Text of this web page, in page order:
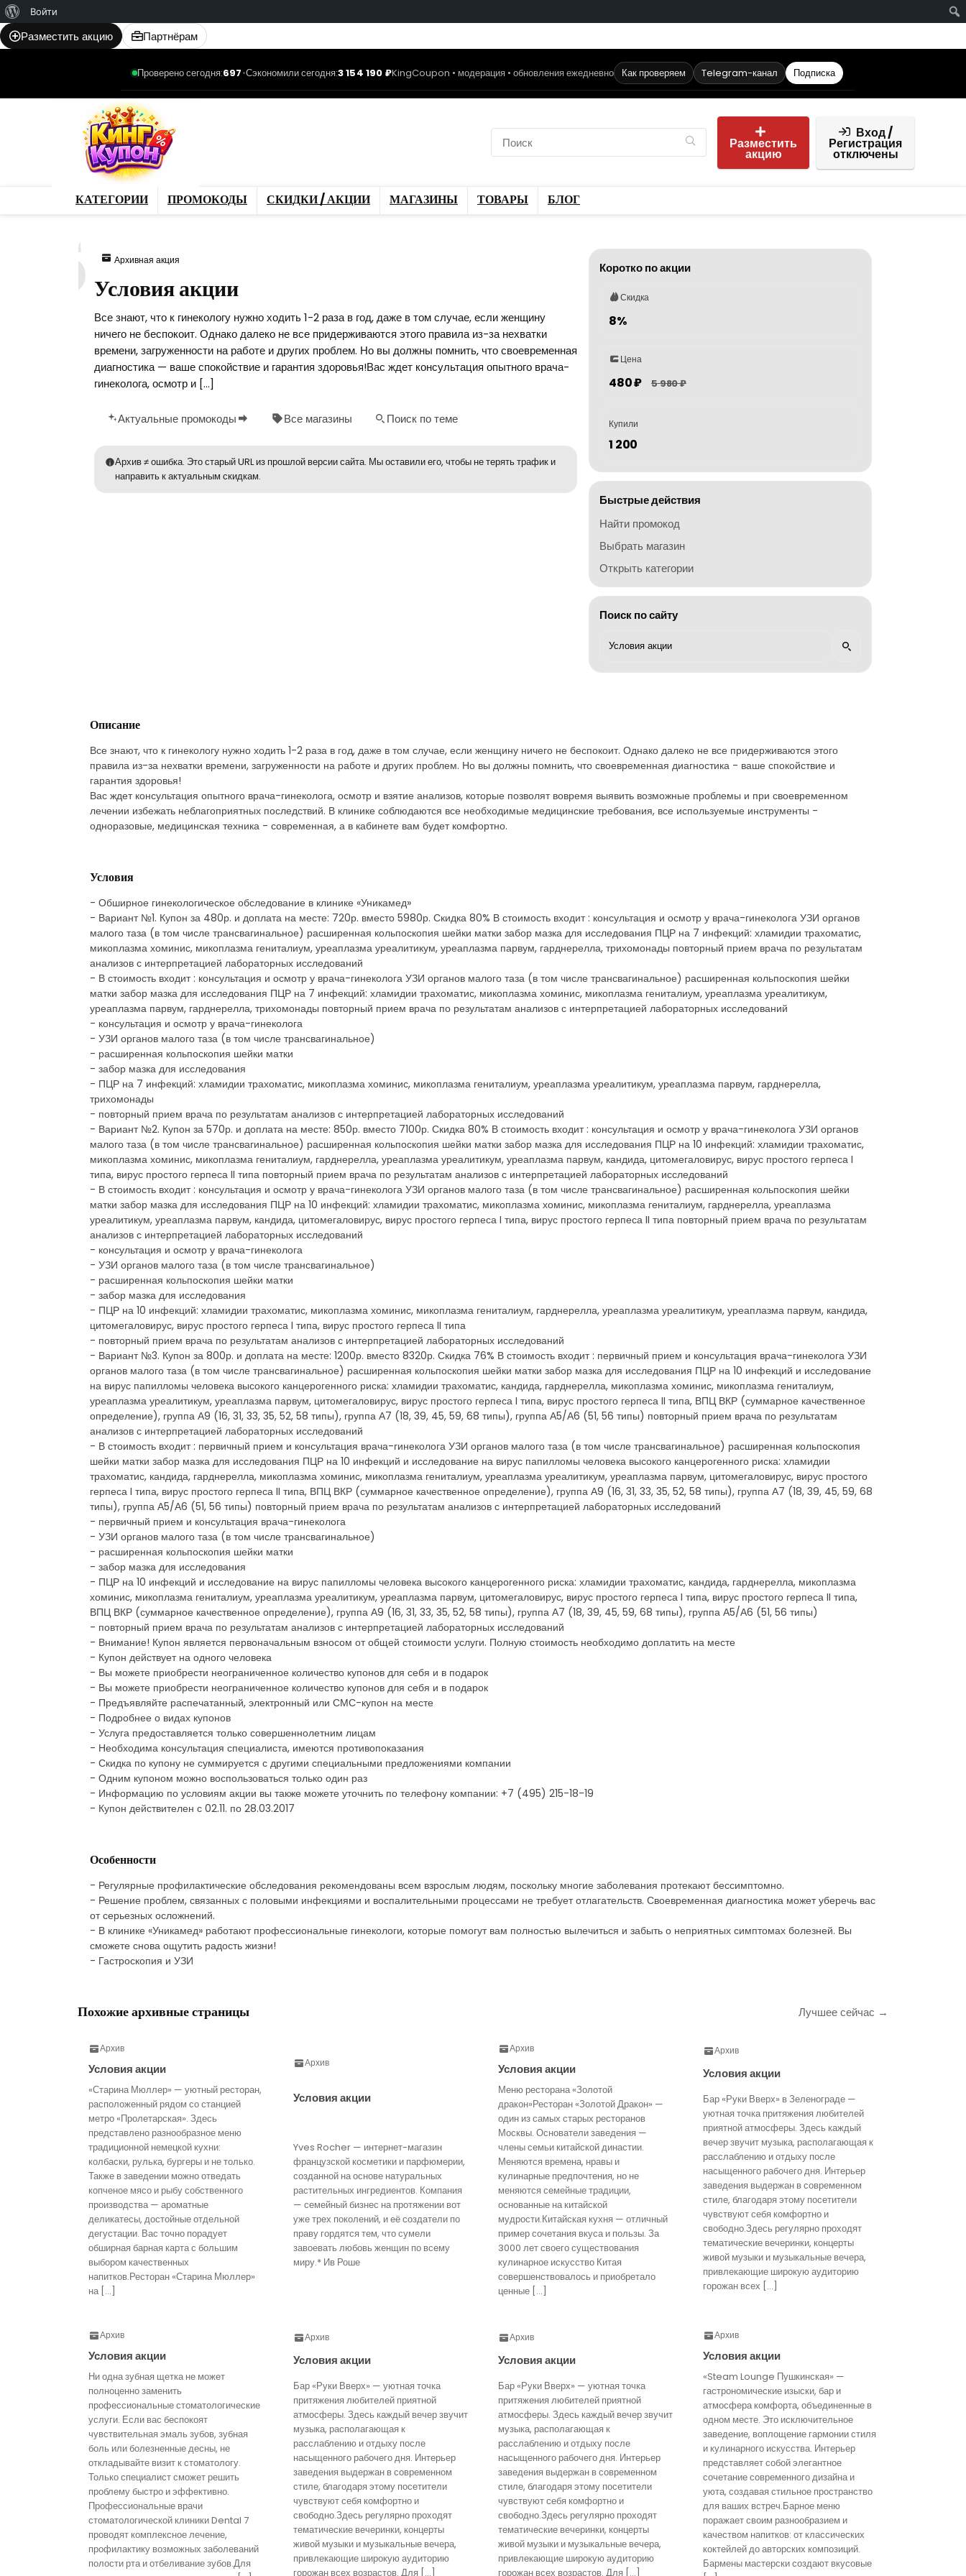
WordPress
Войти
Разместить акцию Партнёрам
Проверено сегодня:697•Сэкономили сегодня:3 154 190 ₽KingCoupon • модерация • обновления ежедневно Как проверяем Telegram-канал Подписка
Разместить
акцию
Вход /
Регистрация
отключены
КАТЕГОРИИ ПРОМОКОДЫ СКИДКИ / АКЦИИ МАГАЗИНЫ ТОВАРЫ БЛОГ
Архивная акция
Условия акции
Все знают, что к гинекологу нужно ходить 1-2 раза в год, даже в том случае, если женщину
ничего не беспокоит. Однако далеко не все придерживаются этого правила из-за нехватки
времени, загруженности на работе и других проблем. Но вы должны помнить, что своевременная
диагностика — ваше спокойствие и гарантия здоровья!Вас ждет консультация опытного врача-
гинеколога, осмотр и […]
Актуальные промокоды Все магазины Поиск по теме
Архив ≠ ошибка. Это старый URL из прошлой версии сайта. Мы оставили его, чтобы не терять трафик и
направить к актуальным скидкам.
Коротко по акции
Скидка
8%
Цена
480 ₽ 5 980 ₽
Купили
1 200
Быстрые действия
Найти промокод
Выбрать магазин
Открыть категории
Поиск по сайту
Описание
Все знают, что к гинекологу нужно ходить 1-2 раза в год, даже в том случае, если женщину ничего не беспокоит. Однако далеко не все придерживаются этого
правила из-за нехватки времени, загруженности на работе и других проблем. Но вы должны помнить, что своевременная диагностика - ваше спокойствие и
гарантия здоровья!
Вас ждет консультация опытного врача-гинеколога, осмотр и взятие анализов, которые позволят вовремя выявить возможные проблемы и при своевременном
лечении избежать неблагоприятных последствий. В клинике соблюдаются все необходимые медицинские требования, все используемые инструменты -
одноразовые, медицинская техника - современная, а в кабинете вам будет комфортно.
Условия
- Обширное гинекологическое обследование в клинике «Уникамед»
- Вариант №1. Купон за 480р. и доплата на месте: 720р. вместо 5980р. Скидка 80% В стоимость входит : консультация и осмотр у врача-гинеколога УЗИ органов
малого таза (в том числе трансвагинальное) расширенная кольпоскопия шейки матки забор мазка для исследования ПЦР на 7 инфекций: хламидии трахоматис,
микоплазма хоминис, микоплазма гениталиум, уреаплазма уреалитикум, уреаплазма парвум, гарднерелла, трихомонады повторный прием врача по результатам
анализов с интерпретацией лабораторных исследований
- В стоимость входит : консультация и осмотр у врача-гинеколога УЗИ органов малого таза (в том числе трансвагинальное) расширенная кольпоскопия шейки
матки забор мазка для исследования ПЦР на 7 инфекций: хламидии трахоматис, микоплазма хоминис, микоплазма гениталиум, уреаплазма уреалитикум,
уреаплазма парвум, гарднерелла, трихомонады повторный прием врача по результатам анализов с интерпретацией лабораторных исследований
- консультация и осмотр у врача-гинеколога
- УЗИ органов малого таза (в том числе трансвагинальное)
- расширенная кольпоскопия шейки матки
- забор мазка для исследования
- ПЦР на 7 инфекций: хламидии трахоматис, микоплазма хоминис, микоплазма гениталиум, уреаплазма уреалитикум, уреаплазма парвум, гарднерелла,
трихомонады
- повторный прием врача по результатам анализов с интерпретацией лабораторных исследований
- Вариант №2. Купон за 570р. и доплата на месте: 850р. вместо 7100р. Скидка 80% В стоимость входит : консультация и осмотр у врача-гинеколога УЗИ органов
малого таза (в том числе трансвагинальное) расширенная кольпоскопия шейки матки забор мазка для исследования ПЦР на 10 инфекций: хламидии трахоматис,
микоплазма хоминис, микоплазма гениталиум, гарднерелла, уреаплазма уреалитикум, уреаплазма парвум, кандида, цитомегаловирус, вирус простого герпеса I
типа, вирус простого герпеса II типа повторный прием врача по результатам анализов с интерпретацией лабораторных исследований
- В стоимость входит : консультация и осмотр у врача-гинеколога УЗИ органов малого таза (в том числе трансвагинальное) расширенная кольпоскопия шейки
матки забор мазка для исследования ПЦР на 10 инфекций: хламидии трахоматис, микоплазма хоминис, микоплазма гениталиум, гарднерелла, уреаплазма
уреалитикум, уреаплазма парвум, кандида, цитомегаловирус, вирус простого герпеса I типа, вирус простого герпеса II типа повторный прием врача по результатам
анализов с интерпретацией лабораторных исследований
- консультация и осмотр у врача-гинеколога
- УЗИ органов малого таза (в том числе трансвагинальное)
- расширенная кольпоскопия шейки матки
- забор мазка для исследования
- ПЦР на 10 инфекций: хламидии трахоматис, микоплазма хоминис, микоплазма гениталиум, гарднерелла, уреаплазма уреалитикум, уреаплазма парвум, кандида,
цитомегаловирус, вирус простого герпеса I типа, вирус простого герпеса II типа
- повторный прием врача по результатам анализов с интерпретацией лабораторных исследований
- Вариант №3. Купон за 800р. и доплата на месте: 1200р. вместо 8320р. Скидка 76% В стоимость входит : первичный прием и консультация врача-гинеколога УЗИ
органов малого таза (в том числе трансвагинальное) расширенная кольпоскопия шейки матки забор мазка для исследования ПЦР на 10 инфекций и исследование
на вирус папилломы человека высокого канцерогенного риска: хламидии трахоматис, кандида, гарднерелла, микоплазма хоминис, микоплазма гениталиум,
уреаплазма уреалитикум, уреаплазма парвум, цитомегаловирус, вирус простого герпеса I типа, вирус простого герпеса II типа, ВПЦ ВКР (суммарное качественное
определение), группа А9 (16, 31, 33, 35, 52, 58 типы), группа А7 (18, 39, 45, 59, 68 типы), группа А5/А6 (51, 56 типы) повторный прием врача по результатам
анализов с интерпретацией лабораторных исследований
- В стоимость входит : первичный прием и консультация врача-гинеколога УЗИ органов малого таза (в том числе трансвагинальное) расширенная кольпоскопия
шейки матки забор мазка для исследования ПЦР на 10 инфекций и исследование на вирус папилломы человека высокого канцерогенного риска: хламидии
трахоматис, кандида, гарднерелла, микоплазма хоминис, микоплазма гениталиум, уреаплазма уреалитикум, уреаплазма парвум, цитомегаловирус, вирус простого
герпеса I типа, вирус простого герпеса II типа, ВПЦ ВКР (суммарное качественное определение), группа А9 (16, 31, 33, 35, 52, 58 типы), группа А7 (18, 39, 45, 59, 68
типы), группа А5/А6 (51, 56 типы) повторный прием врача по результатам анализов с интерпретацией лабораторных исследований
- первичный прием и консультация врача-гинеколога
- УЗИ органов малого таза (в том числе трансвагинальное)
- расширенная кольпоскопия шейки матки
- забор мазка для исследования
- ПЦР на 10 инфекций и исследование на вирус папилломы человека высокого канцерогенного риска: хламидии трахоматис, кандида, гарднерелла, микоплазма
хоминис, микоплазма гениталиум, уреаплазма уреалитикум, уреаплазма парвум, цитомегаловирус, вирус простого герпеса I типа, вирус простого герпеса II типа,
ВПЦ ВКР (суммарное качественное определение), группа А9 (16, 31, 33, 35, 52, 58 типы), группа А7 (18, 39, 45, 59, 68 типы), группа А5/А6 (51, 56 типы)
- повторный прием врача по результатам анализов с интерпретацией лабораторных исследований
- Внимание! Купон является первоначальным взносом от общей стоимости услуги. Полную стоимость необходимо доплатить на месте
- Купон действует на одного человека
- Вы можете приобрести неограниченное количество купонов для себя и в подарок
- Вы можете приобрести неограниченное количество купонов для себя и в подарок
- Предъявляйте распечатанный, электронный или СМС-купон на месте
- Подробнее о видах купонов
- Услуга предоставляется только совершеннолетним лицам
- Необходима консультация специалиста, имеются противопоказания
- Скидка по купону не суммируется с другими специальными предложениями компании
- Одним купоном можно воспользоваться только один раз
- Информацию по условиям акции вы также можете уточнить по телефону компании: +7 (495) 215-18-19
- Купон действителен с 02.11. по 28.03.2017
Особенности
- Регулярные профилактические обследования рекомендованы всем взрослым людям, поскольку многие заболевания протекают бессимптомно.
- Решение проблем, связанных с половыми инфекциями и воспалительными процессами не требует отлагательств. Своевременная диагностика может уберечь вас
от серьезных осложнений.
- В клинике «Уникамед» работают профессиональные гинекологи, которые помогут вам полностью вылечиться и забыть о неприятных симптомах болезней. Вы
сможете снова ощутить радость жизни!
- Гастроскопия и УЗИ
Похожие архивные страницы Лучшее сейчас →
Архив
Условия акции
«Старина Мюллер» — уютный ресторан,
расположенный рядом со станцией
метро «Пролетарская». Здесь
представлено разнообразное меню
традиционной немецкой кухни:
колбаски, рулька, бургеры и не только.
Также в заведении можно отведать
копченое мясо и рыбу собственного
производства — ароматные
деликатесы, достойные отдельной
дегустации. Вас точно порадует
обширная барная карта с большим
выбором качественных
напитков.Ресторан «Старина Мюллер»
на […]
Архив
Условия акции
Yves Rocher — интернет-магазин
французской косметики и парфюмерии,
созданной на основе натуральных
растительных ингредиентов. Компания
— семейный бизнес на протяжении вот
уже трех поколений, и её создатели по
праву гордятся тем, что сумели
завоевать любовь женщин по всему
миру.* Ив Роше
Архив
Условия акции
Меню ресторана «Золотой
дракон»Ресторан «Золотой Дракон» —
один из самых старых ресторанов
Москвы. Основатели заведения —
члены семьи китайской династии.
Меняются времена, нравы и
кулинарные предпочтения, но не
меняются семейные традиции,
основанные на китайской
мудрости.Китайская кухня — отличный
пример сочетания вкуса и пользы. За
3000 лет своего существования
кулинарное искусство Китая
совершенствовалось и приобретало
ценные […]
Архив
Условия акции
Бар «Руки Вверх» в Зеленограде —
уютная точка притяжения любителей
приятной атмосферы. Здесь каждый
вечер звучит музыка, располагающая к
расслаблению и отдыху после
насыщенного рабочего дня. Интерьер
заведения выдержан в современном
стиле, благодаря этому посетители
чувствуют себя комфортно и
свободно.Здесь регулярно проходят
тематические вечеринки, концерты
живой музыки и музыкальные вечера,
привлекающие широкую аудиторию
горожан всех […]
Архив
Условия акции
Ни одна зубная щетка не может
полноценно заменить
профессиональные стоматологические
услуги. Если вас беспокоят
чувствительная эмаль зубов, зубная
боль или болезненные десны, не
откладывайте визит к стоматологу.
Только специалист сможет решить
проблему быстро и эффективно.
Профессиональные врачи
стоматологической клиники Dental 7
проводят комплексное лечение,
профилактику возможных заболеваний
полости рта и отбеливание зубов.Для
Архив
Условия акции
Бар «Руки Вверх» — уютная точка
притяжения любителей приятной
атмосферы. Здесь каждый вечер звучит
музыка, располагающая к
расслаблению и отдыху после
насыщенного рабочего дня. Интерьер
заведения выдержан в современном
стиле, благодаря этому посетители
чувствуют себя комфортно и
свободно.Здесь регулярно проходят
тематические вечеринки, концерты
живой музыки и музыкальные вечера,
привлекающие широкую аудиторию
горожан всех возрастов. Для […]
Архив
Условия акции
Бар «Руки Вверх» — уютная точка
притяжения любителей приятной
атмосферы. Здесь каждый вечер звучит
музыка, располагающая к
расслаблению и отдыху после
насыщенного рабочего дня. Интерьер
заведения выдержан в современном
стиле, благодаря этому посетители
чувствуют себя комфортно и
свободно.Здесь регулярно проходят
тематические вечеринки, концерты
живой музыки и музыкальные вечера,
привлекающие широкую аудиторию
горожан всех возрастов. Для […]
Архив
Условия акции
«Steam Lounge Пушкинская» —
гастрономические изыски, бар и
атмосфера комфорта, объединенные в
одном месте. Это исключительное
заведение, воплощение гармонии стиля
и кулинарного искусства. Интерьер
представляет собой элегантное
сочетание современного дизайна и
уюта, создавая стильное пространство
для ваших встреч.Барное меню
поражает своим разнообразием и
качеством напитков: от классических
коктейлей до авторских композиций.
Бармены мастерски создают вкусовые